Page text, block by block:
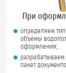
При
определяем
объёмы
оформления;
разрабатываем
пакет